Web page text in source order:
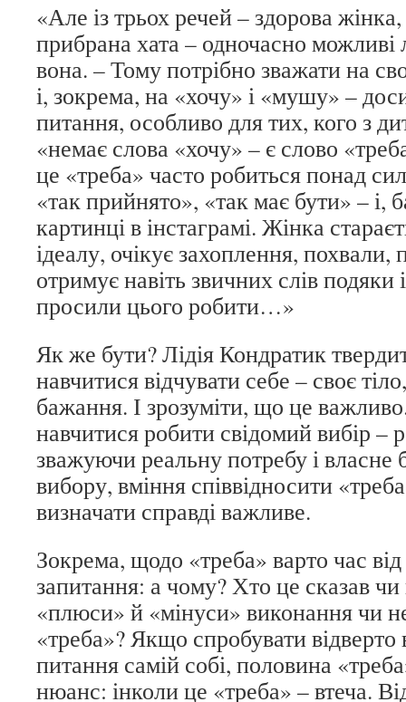
«Але із трьох речей – здорова
прибрана хата – одночасно
вона. – Тому потрібно зважати на
і, зокрема, на «хочу» і «мушу» –
питання, особливо для тих, кого з
«немає слова «хочу» – є слово
це «треба» часто робиться понад
«так прийнято», «так має бути» – і,
картинці в інстаграмі. Жінка
ідеалу, очікує захоплення, похвали,
отримує навіть звичних слів
просили цього робити…»
Як же бути? Лідія Кондратик
навчитися відчувати себе – своє
бажання. І зрозуміти, що це
навчитися робити свідомий вибір –
зважуючи реальну потребу і
вибору, вміння співвідносити
визначати справді важливе.
Зокрема, щодо «треба» варто час
запитання: а чому? Хто це сказав
«плюси» й «мінуси» виконання чи
«треба»? Якщо спробувати відверто
питання самій собі, половина
нюанс: інколи це «треба» – втеча.